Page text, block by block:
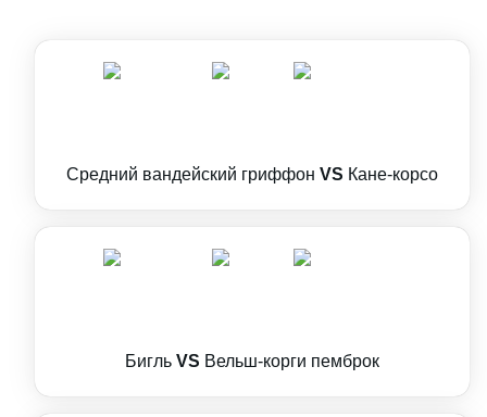
Средний вандейский гриффон VS Кане-корсо
Бигль VS Вельш-корги пемброк